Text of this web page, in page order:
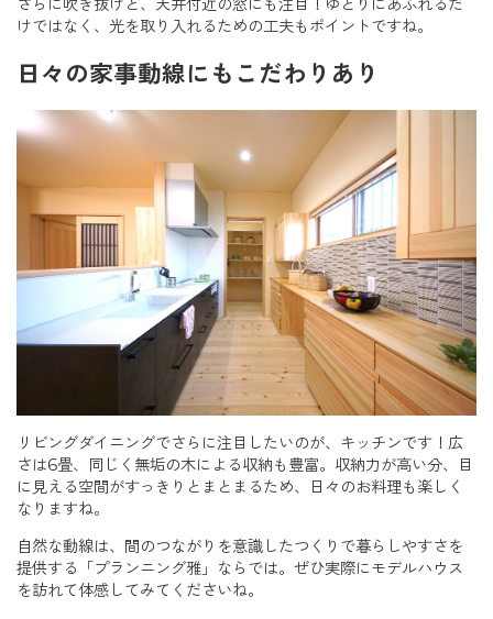
さらに吹き抜けと、天井付近の窓にも注目！ゆとりにあふれるだ
けではなく、光を取り入れるための工夫もポイントですね。
日々の家事動線にもこだわりあり
リビングダイニングでさらに注目したいのが、キッチンです！広
さは6畳、同じく無垢の木による収納も豊富。収納力が高い分、目
に見える空間がすっきりとまとまるため、日々のお料理も楽しく
なりますね。
自然な動線は、間のつながりを意識したつくりで暮らしやすさを
提供する「プランニング雅」ならでは。ぜひ実際にモデルハウス
を訪れて体感してみてくださいね。